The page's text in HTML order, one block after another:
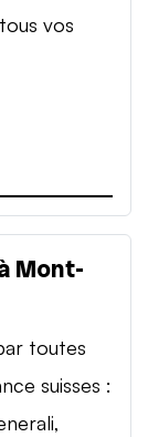
vos
Mont-
toutes
suisses :